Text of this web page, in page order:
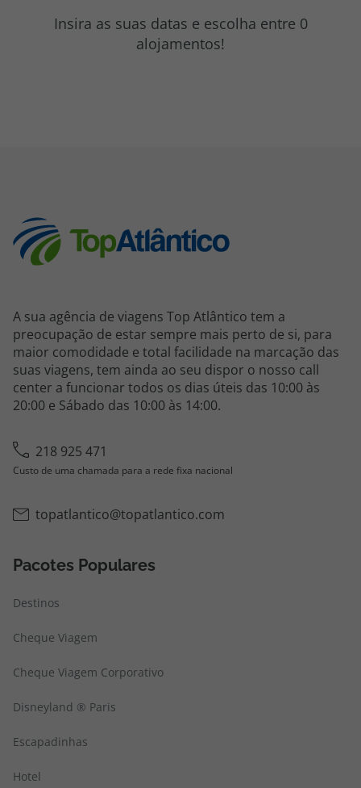
Insira as suas datas e escolha entre 0
alojamentos!
A sua agência de viagens Top Atlântico tem a
preocupação de estar sempre mais perto de si, para
maior comodidade e total facilidade na marcação das
suas viagens, tem ainda ao seu dispor o nosso call
center a funcionar todos os dias úteis das 10:00 às
20:00 e Sábado das 10:00 às 14:00.
218 925 471
Custo de uma chamada para a rede fixa nacional
topatlantico@topatlantico.com
Pacotes Populares
Destinos
Cheque Viagem
Cheque Viagem Corporativo
Disneyland ® Paris
Escapadinhas
Hotel